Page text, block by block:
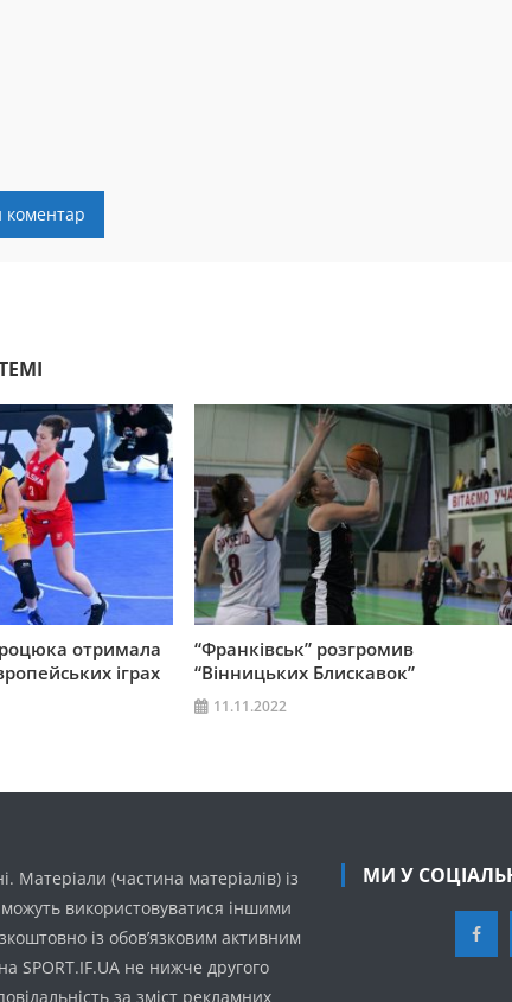
отримала
іграх
“Франківськ” розгромив
“Вінницьких Блискавок”
11.11.2022
Матеріали (частина матеріалів) із
можуть використовуватися іншими
із обов’язковим активним
SPORT.IF.UA не нижче другого
за зміст рекламних
МИ У